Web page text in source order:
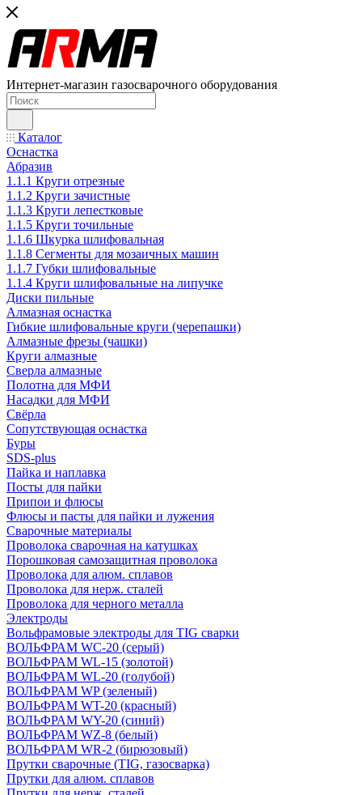
Интернет-магазин газосварочного оборудования
Каталог
Оснастка
Абразив
1.1.1 Круги отрезные
1.1.2 Круги зачистные
1.1.3 Круги лепестковые
1.1.5 Круги точильные
1.1.6 Шкурка шлифовальная
1.1.8 Сегменты для мозаичных машин
1.1.7 Губки шлифовальные
1.1.4 Круги шлифовальные на липучке
Диски пильные
Алмазная оснастка
Гибкие шлифовальные круги (черепашки)
Алмазные фрезы (чашки)
Круги алмазные
Сверла алмазные
Полотна для МФИ
Насадки для МФИ
Свёрла
Сопутствующая оснастка
Буры
SDS-plus
Пайка и наплавка
Посты для пайки
Припои и флюсы
Флюсы и пасты для пайки и лужения
Сварочные материалы
Проволока сварочная на катушках
Порошковая самозащитная проволока
Проволока для алюм. сплавов
Проволока для нерж. сталей
Проволока для черного металла
Электроды
Вольфрамовые электроды для TIG сварки
ВОЛЬФРАМ WC-20 (серый)
ВОЛЬФРАМ WL-15 (золотой)
ВОЛЬФРАМ WL-20 (голубой)
ВОЛЬФРАМ WP (зеленый)
ВОЛЬФРАМ WT-20 (красный)
ВОЛЬФРАМ WY-20 (синий)
ВОЛЬФРАМ WZ-8 (белый)
ВОЛЬФРАМ WR-2 (бирюзовый)
Прутки сварочные (TIG, газосварка)
Прутки для алюм. сплавов